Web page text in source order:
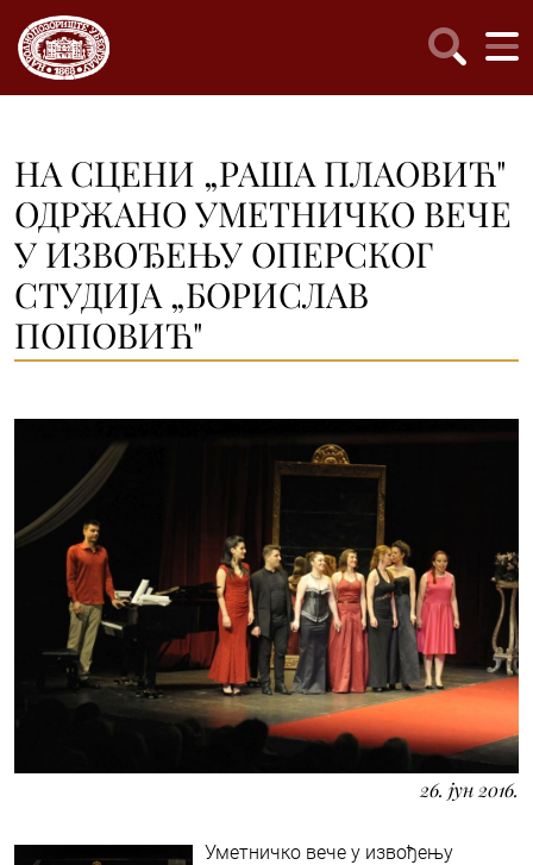
НА СЦЕНИ „РАША ПЛАОВИЋ"
ОДРЖАНО УМЕТНИЧКО ВЕЧЕ
У ИЗВОЂЕЊУ ОПЕРСКОГ
СТУДИЈА „БОРИСЛАВ
ПОПОВИЋ"
26. јун 2016.
Уметничко вече у извођењу